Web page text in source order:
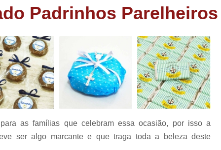
Bem Nascidos Maternidade
Bem
Bem Nascidos para Festa
Charuto de Chocolate Batizado
Charuto de Chocolate Chá de Bebê
Charuto de Chocolate
Charuto de Chocolate Maternidade
Padrinhos Parelheiros
as famílias que celebram essa ocasião, por isso a
ser algo marcante e que traga toda a beleza deste